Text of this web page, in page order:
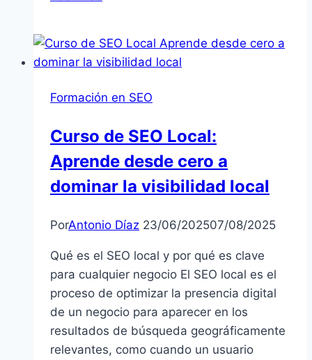
Domina
el
del
Formación en SEO
Curso de SEO Local:
Aprende desde cero a
dominar la visibilidad local
PorAntonio Díaz 23/06/202507/08/2025
Qué es el SEO local y por qué es clave
para cualquier negocio El SEO local es el
proceso de optimizar la presencia digital
de un negocio para aparecer en los
resultados de búsqueda geográficamente
relevantes, como cuando un usuario